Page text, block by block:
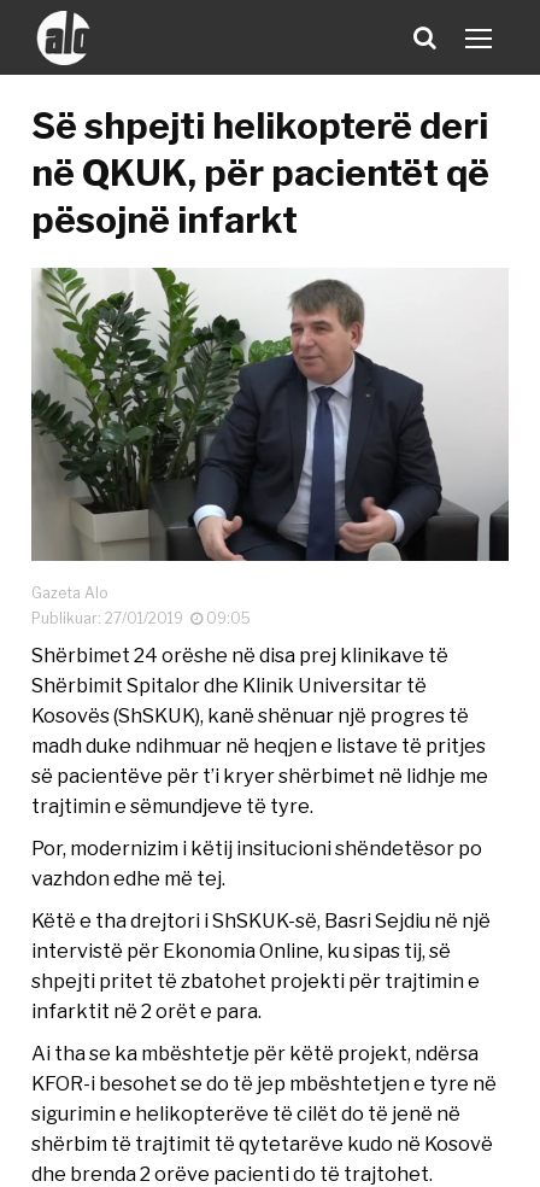
Së shpejti helikopterë deri
në QKUK, për pacientët që
pësojnë infarkt
Gazeta Alo
Publikuar: 27/01/2019
09:05
Shërbimet 24 orëshe në disa prej klinikave të
Shërbimit Spitalor dhe Klinik Universitar të
Kosovës (ShSKUK), kanë shënuar një progres të
madh duke ndihmuar në heqjen e listave të pritjes
së pacientëve për t’i kryer shërbimet në lidhje me
trajtimin e sëmundjeve të tyre.
Por, modernizim i këtij insitucioni shëndetësor po
vazhdon edhe më tej.
Këtë e tha drejtori i ShSKUK-së, Basri Sejdiu në një
intervistë për Ekonomia Online, ku sipas tij, së
shpejti pritet të zbatohet projekti për trajtimin e
infarktit në 2 orët e para.
Ai tha se ka mbështetje për këtë projekt, ndërsa
KFOR-i besohet se do të jep mbështetjen e tyre në
sigurimin e helikopterëve të cilët do të jenë në
shërbim të trajtimit të qytetarëve kudo në Kosovë
dhe brenda 2 orëve pacienti do të trajtohet.